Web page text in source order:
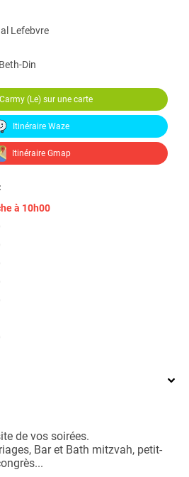
Lefebvre
Din
(Le) sur une carte
Itinéraire Waze
Itinéraire Gmap
à 10h00
de vos soirées.
Bar et Bath mitzvah, petit-